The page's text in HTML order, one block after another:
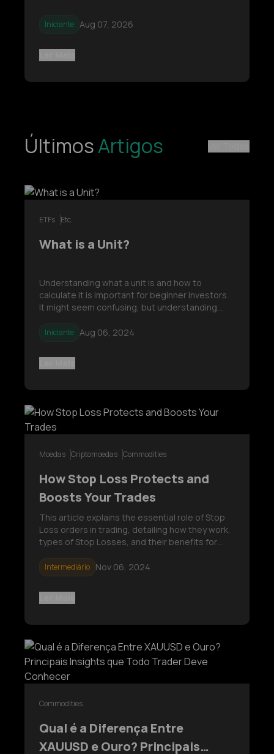
Conhecer
Iniciante Aug 07, 2026
ÚltimosArtigos
ETFs Etc.
What is a Unit?
Understanding what a unit is and how to
calculate it is important for beginner investors.
It might seem confusing, but understanding
Iniciante Aug 06, 2024
Moedas Criptomoedas Commodities
How Stop Loss Protects and
Boosts Your Trades
This article explains the essential role of Stop
Loss orders in trading, detailing how they work,
types of Stop Losses, and their benefits for
decisions. Perfect for beginners and
for setting effective Stop Loss levels to protect
investments and enhance trading strategies.
Intermediário Nov 06, 2024
Commodities
Qual é a Diferença Entre
XAUUSD e Ouro? Principais